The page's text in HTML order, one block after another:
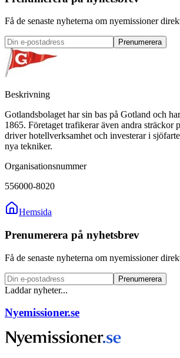
Få de senaste nyheterna om nyemissioner
Prenumerera
Beskrivning
Gotlandsbolaget har sin bas på Gotland och
1865. Företaget trafikerar även andra sträckor
driver hotellverksamhet och investerar i
nya tekniker.
Organisationsnummer
556000-8020
Hemsida
Prenumerera på nyhetsbrev
Få de senaste nyheterna om nyemissioner
Prenumerera
Laddar nyheter...
Nyemissioner.se